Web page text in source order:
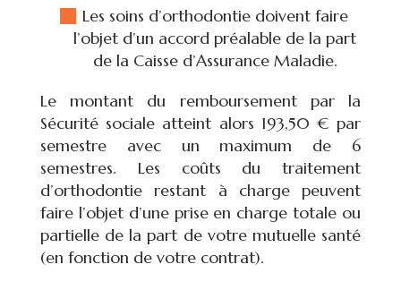
Les soins d’orthodontie doivent faire
l’objet d’un accord préalable de la part
de la Caisse d’Assurance Maladie.
Le montant du remboursement par la
Sécurité sociale atteint alors 193,50 € par
semestre avec un maximum de 6
semestres. Les coûts du traitement
d’orthodontie restant à charge peuvent
faire l’objet d’une prise en charge totale ou
partielle de la part de votre mutuelle santé
(en fonction de votre contrat).